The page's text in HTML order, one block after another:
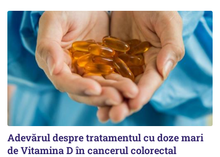
Adevărul despre tratamentul cu doze mari
de Vitamina D în cancerul colorectal